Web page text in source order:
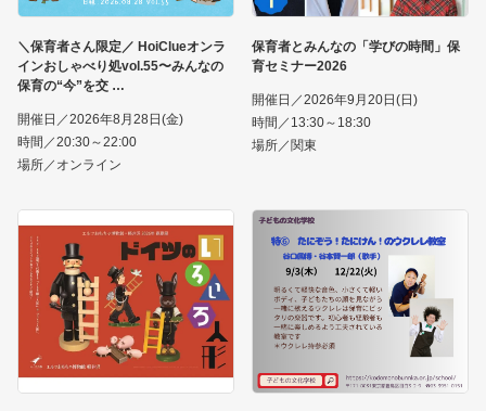
＼保育者さん限定／ HoiClueオンラ
インおしゃべり処vol.55〜みんなの
保育の“今”を交
開催日／2026年8月28日(金)
時間／20:30～22:00
場所／オンライン
保育者とみんなの「学びの時間」保
育セミナー2026
開催日／2026年9月20日(日)
時間／13:30～18:30
場所／関東